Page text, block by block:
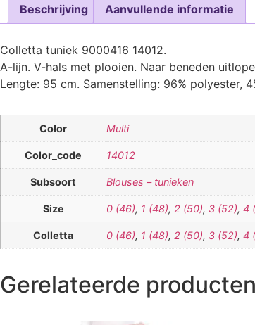
Beschrijving
Aanvullende informatie
Colletta tuniek 9000416 14012.
A-lijn. V-hals met plooien. Naar beneden
Lengte: 95 cm. Samenstelling: 96% polyester,
Color Multi
Color_code 14012
Subsoort Blouses – tunieken
Size 0 (46), 1 (48), 2 (50), 3 (52), 4
Colletta 0 (46), 1 (48), 2 (50), 3 (52), 4
Gerelateerde producten